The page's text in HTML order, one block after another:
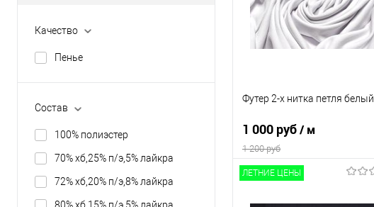
Качество
Пенье
Состав
100% полиэстер
70% хб,25% п/э,5% лайкра
72% хб,20% п/э,8% лайкра
Футер 2-х нитка петля белый
1 000 руб/ м
1 200 руб
ЛЕТНИЕ ЦЕНЫ